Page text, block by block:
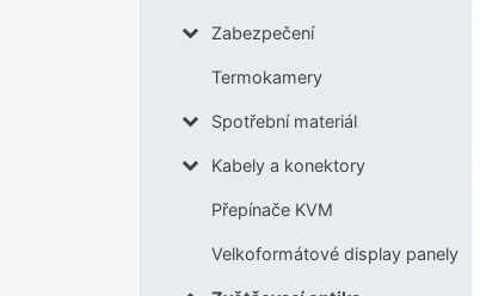
Zabezpečení
Termokamery
Spotřební materiál
Kabely a konektory
Přepínače KVM
Velkoformátové display panely